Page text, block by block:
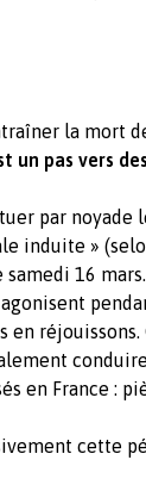
la mort
un pas vers
par noyade
induite »
16 mars.
réjouissons.
en France :
cette